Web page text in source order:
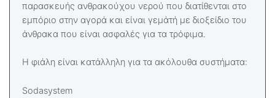
παρασκευής ανθρακούχου νερού που διατίθενται στο
εμπόριο στην αγορά και είναι γεμάτή με διοξείδιο του
άνθρακα που είναι ασφαλές για τα τρόφιμα.
Η φιάλη είναι κατάλληλη για τα ακόλουθα συστήματα:
Sodasystem